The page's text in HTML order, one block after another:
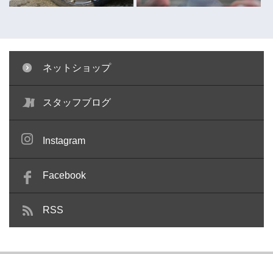
キャリパー塗装 ～コペン～
ネットショップ
スタッフブログ
Instagram
Facebook
RSS